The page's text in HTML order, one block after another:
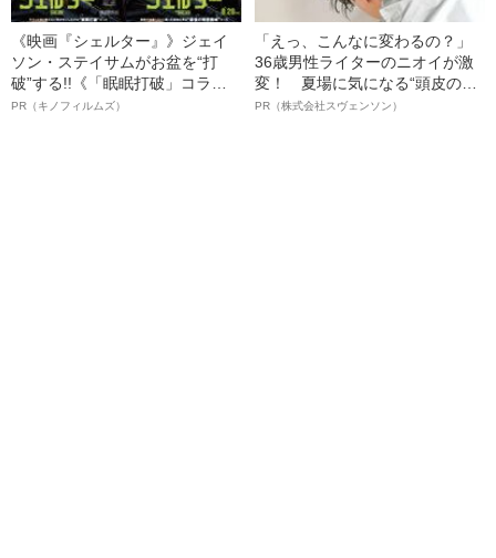
《映画『シェルター』》ジェイ
ソン・ステイサムがお盆を“打
破”する!!《「眠眠打破」コラ
ボ》
PR（キノフィルムズ）
「えっ、こんなに変わるの？」
36歳男性ライターのニオイが激
変！ 夏場に気になる“頭皮のニ
オイ”や“ベタつき”を解消す
PR（株式会社スヴェンソン）